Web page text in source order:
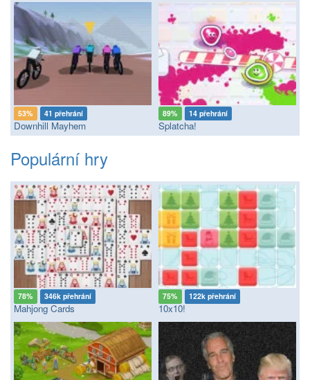
53% 41 přehrání
Downhill Mayhem
89% 14 přehrání
Splatcha!
Populární hry
78% 346k přehrání
Mahjong Cards
75% 122k přehrání
10x10!